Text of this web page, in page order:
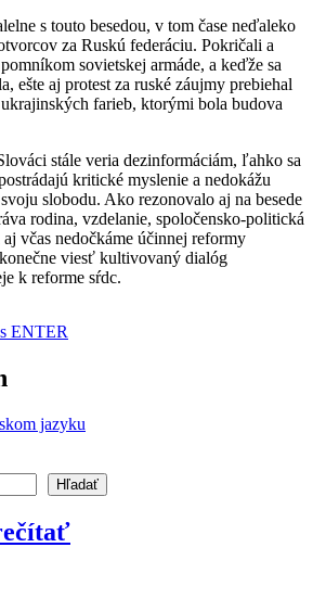
s touto besedou, v tom čase neďaleko
za Ruskú federáciu. Pokričali a
sovietskej armáde, a keďže sa
ešte aj protest za ruské záujmy prebiehal
farieb, ktorými bola budova
stále veria dezinformáciám, ľahko sa
kritické myslenie a nedokážu
slobodu. Ako rezonovalo aj na besede
rodina, vzdelanie, spoločensko-politická
včas nedočkáme účinnej reformy
viesť kultivovaný dialóg
k reforme sŕdc.
ENTER
jazyku
Hľadať